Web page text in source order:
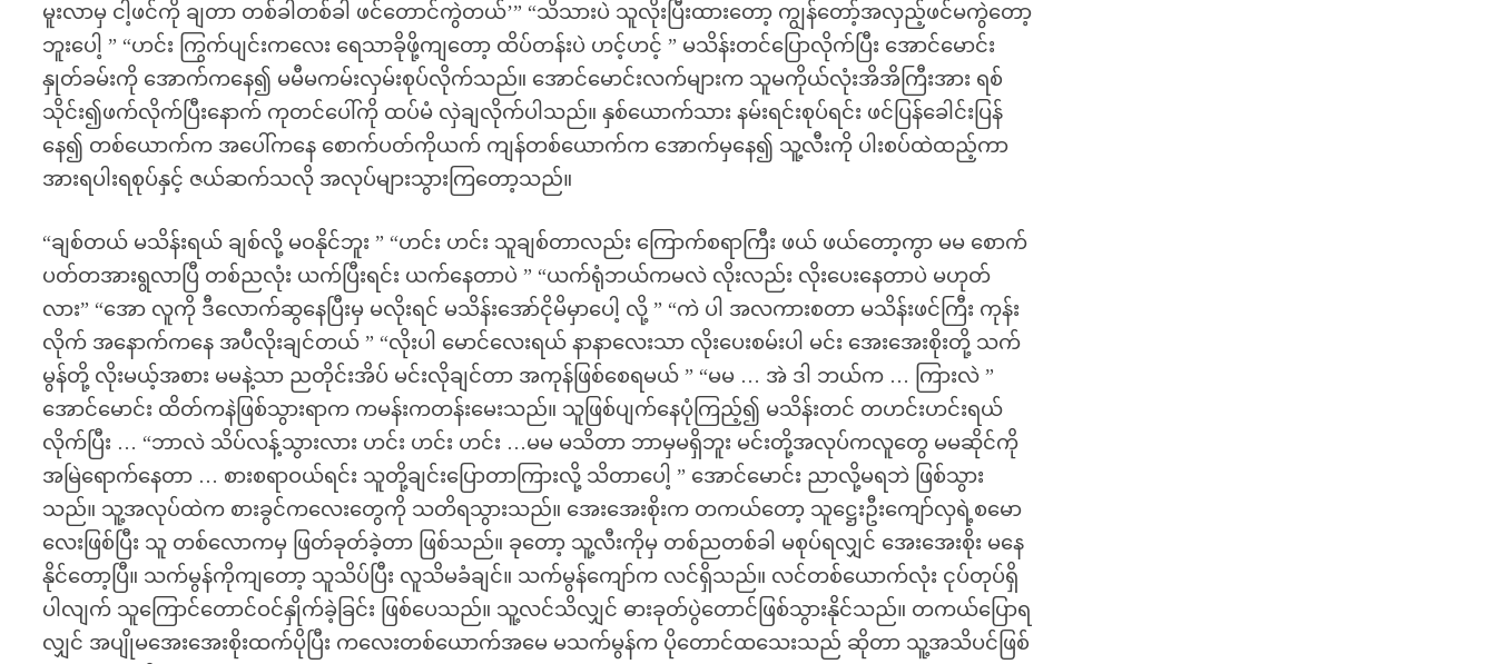
မူးလာမှ ငါ့ဖင်ကို ချတာ တစ်ခါတစ်ခါ ဖင်တောင်ကွဲတယ်’” “သိသားပဲ သူလိုးပြီးထားတော့ ကျွန်တော့်အလှည့်ဖင်မကွဲတော့
ဘူးပေါ့ ” “ဟင်း ကြွက်ပျင်းကလေး ရေသာခိုဖို့ကျတော့ ထိပ်တန်းပဲ ဟင့်ဟင့် ” မသိန်းတင်ပြောလိုက်ပြီး အောင်မောင်း
နှုတ်ခမ်းကို အောက်ကနေ၍ မမီမကမ်းလှမ်းစုပ်လိုက်သည်။ အောင်မောင်းလက်များက သူမကိုယ်လုံးအိအိကြီးအား ရစ်
သိုင်း၍ဖက်လိုက်ပြီးနောက် ကုတင်ပေါ်ကို ထပ်မံ လှဲချလိုက်ပါသည်။ နှစ်ယောက်သား နမ်းရင်းစုပ်ရင်း ဖင်ပြန်ခေါင်းပြန်
နေ၍ တစ်ယောက်က အပေါ်ကနေ စောက်ပတ်ကိုယက် ကျန်တစ်ယောက်က အောက်မှနေ၍ သူ့လီးကို ပါးစပ်ထဲထည့်ကာ
အားရပါးရစုပ်နှင့် ဇယ်ဆက်သလို အလုပ်များသွားကြတော့သည်။
“ချစ်တယ် မသိန်းရယ် ချစ်လို့ မဝနိုင်ဘူး ” “ဟင်း ဟင်း သူချစ်တာလည်း ကြောက်စရာကြီး ဖယ် ဖယ်တော့ကွာ မမ စောက်
ပတ်တအားရွလာပြီ တစ်ညလုံး ယက်ပြီးရင်း ယက်နေတာပဲ ” “ယက်ရုံဘယ်ကမလဲ လိုးလည်း လိုးပေးနေတာပဲ မဟုတ်
လား” “အော လူကို ဒီလောက်ဆွနေပြီးမှ မလိုးရင် မသိန်းအော်ငိုမိမှာပေါ့ လို့ ” “ကဲ ပါ အလကားစတာ မသိန်းဖင်ကြီး ကုန်း
လိုက် အနောက်ကနေ အပီလိုးချင်တယ် ” “လိုးပါ မောင်လေးရယ် နာနာလေးသာ လိုးပေးစမ်းပါ မင်း အေးအေးစိုးတို့ သက်
မွန်တို့ လိုးမယ့်အစား မမနဲ့သာ ညတိုင်းအိပ် မင်းလိုချင်တာ အကုန်ဖြစ်စေရမယ် ” “မမ … အဲ ဒါ ဘယ်က … ကြားလဲ ”
အောင်မောင်း ထိတ်ကနဲဖြစ်သွားရာက ကမန်းကတန်းမေးသည်။ သူဖြစ်ပျက်နေပုံကြည့်၍ မသိန်းတင် တဟင်းဟင်းရယ်
လိုက်ပြီး … “ဘာလဲ သိပ်လန့်သွားလား ဟင်း ဟင်း ဟင်း …မမ မသိတာ ဘာမှမရှိဘူး မင်းတို့အလုပ်ကလူတွေ မမဆိုင်ကို
အမြဲရောက်နေတာ … စားစရာဝယ်ရင်း သူတို့ချင်းပြောတာကြားလို့ သိတာပေါ့ ” အောင်မောင်း ညာလို့မရဘဲ ဖြစ်သွား
သည်။ သူ့အလုပ်ထဲက စားခွင်ကလေးတွေကို သတိရသွားသည်။ အေးအေးစိုးက တကယ်တော့ သူဋ္ဌေးဦးကျော်လှရဲ့စမော
လေးဖြစ်ပြီး သူ တစ်လောကမှ ဖြတ်ခုတ်ခဲ့တာ ဖြစ်သည်။ ခုတော့ သူ့လီးကိုမှ တစ်ညတစ်ခါ မစုပ်ရလျှင် အေးအေးစိုး မနေ
နိုင်တော့ပြီ။ သက်မွန်ကိုကျတော့ သူသိပ်ပြီး လူသိမခံချင်။ သက်မွန်ကျော်က လင်ရှိသည်။ လင်တစ်ယောက်လုံး ငုပ်တုပ်ရှိ
ပါလျက် သူကြောင်တောင်ဝင်နှိုက်ခဲ့ခြင်း ဖြစ်ပေသည်။ သူ့လင်သိလျှင် ဓားခုတ်ပွဲတောင်ဖြစ်သွားနိုင်သည်။ တကယ်ပြောရ
လျှင် အပျိုမအေးအေးစိုးထက်ပိုပြီး ကလေးတစ်ယောက်အမေ မသက်မွန်က ပိုတောင်ထသေးသည် ဆိုတာ သူ့အသိပင်ဖြစ်